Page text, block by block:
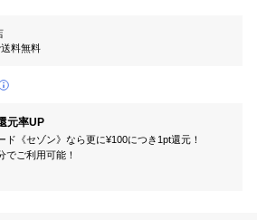
料無料
元率UP
ド《セゾン》なら更に¥100につき1pt還元！
でご利用可能！